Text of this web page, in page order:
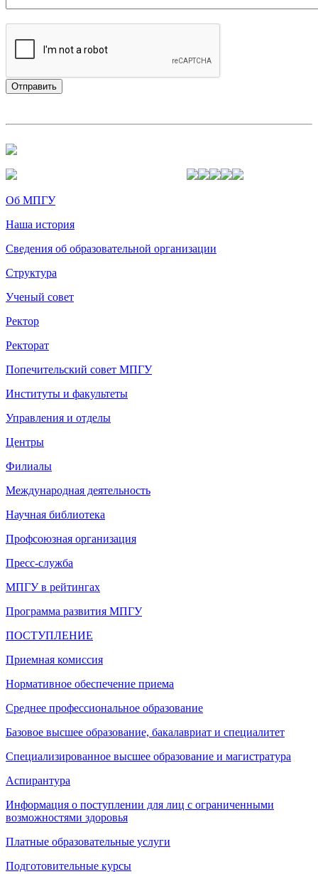
Об МПГУ
Наша история
Сведения об образовательной организации
Структура
Ученый совет
Ректор
Ректорат
Попечительский совет МПГУ
Институты и факультеты
Управления и отделы
Центры
Филиалы
Международная деятельность
Научная библиотека
Профсоюзная организация
Пресс-служба
МПГУ в рейтингах
Программа развития МПГУ
ПОСТУПЛЕНИЕ
Приемная комиссия
Нормативное обеспечение приема
Среднее профессиональное образование
Базовое высшее образование, бакалавриат и специалитет
Специализированное высшее образование и магистратура
Аспирантура
Информация о поступлении для лиц с ограниченными
возможностями здоровья
Платные образовательные услуги
Подготовительные курсы